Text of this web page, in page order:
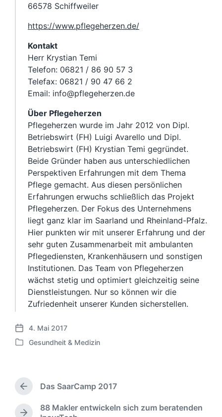
66578 Schiffweiler
https://www.pflegeherzen.de/
Kontakt
Herr Krystian Temi
Telefon: 06821 / 86 90 57 3
Telefax: 06821 / 90 47 66 2
Email: info@pflegeherzen.de
Über Pflegeherzen
Pflegeherzen wurde im Jahr 2012 von Dipl.
Betriebswirt (FH) Luigi Avarello und Dipl.
Betriebswirt (FH) Krystian Temi gegründet.
Beide Gründer haben aus unterschiedlichen
Perspektiven Erfahrungen mit dem Thema
Pflege gemacht. Aus diesen persönlichen
Erfahrungen erwuchs schließlich das Projekt
Pflegeherzen. Der Fokus des Unternehmens
liegt ganz klar im Saarland und Rheinland-Pfalz.
Hier punkten wir mit unserer Erfahrung und der
sehr guten Zusammenarbeit mit ambulanten
Pflegediensten, Krankenhäusern und sonstigen
Institutionen. Das Team von Pflegeherzen
wächst stetig und optimiert gleichzeitig seine
Dienstleistungen. Nur so können wir die
Zufriedenheit unserer Kunden sicherstellen.
V
e
f
e
n
4. Mai 2017
V
ö
f
e
Gesundheit & Medizin
V
r
Das SaarCamp 2017
88 Makler entwickeln sich zum beratenden